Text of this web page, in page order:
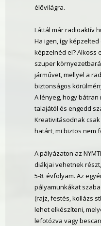
élővilágra.
Láttál már radioaktív
Ha igen, így képzelted
képzelnéd el? Alkoss
szuper
járművet, mellyel a
biztonságos
A lényeg, hogy
talajától és engedd
Kreativitásodnak
határt, mi biztos nem
A pályázaton az
diákjai vehetnek
5-8. évfolyam. Az
pályamunkákat
(rajz, festés, kollázs
lehet elkészíteni,
lefotózva vagy